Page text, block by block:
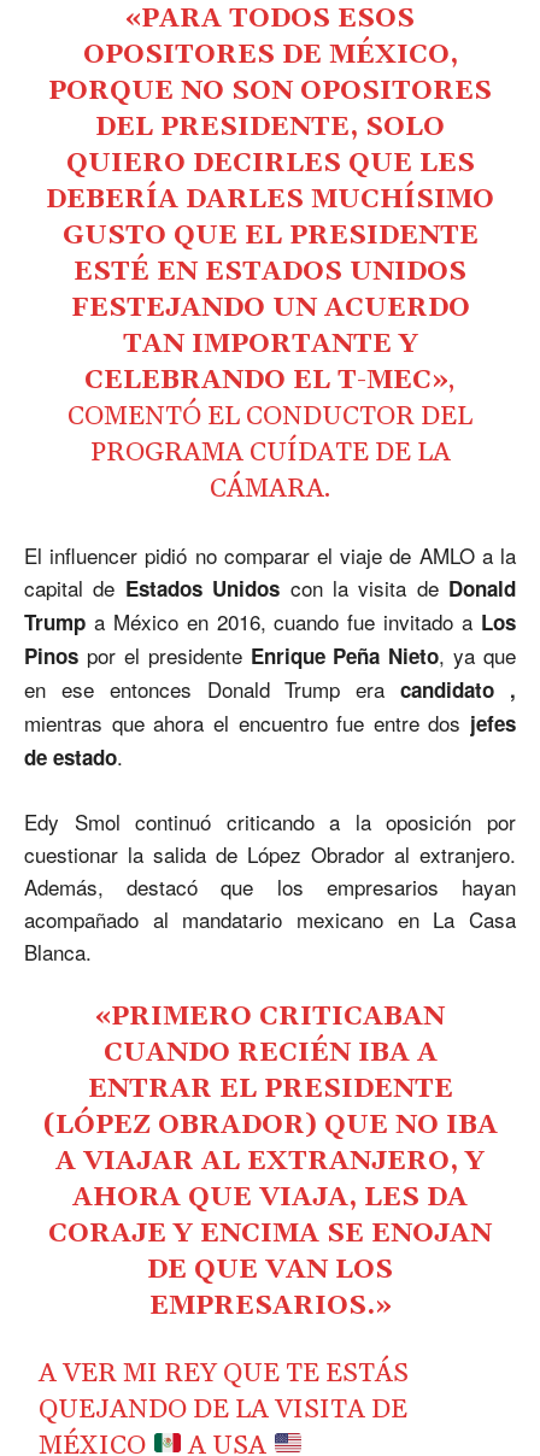
«PARA TODOS ESOS
OPOSITORES DE MÉXICO,
PORQUE NO SON OPOSITORES
DEL PRESIDENTE, SOLO
QUIERO DECIRLES QUE LES
DEBERÍA DARLES MUCHÍSIMO
GUSTO QUE EL PRESIDENTE
ESTÉ EN ESTADOS UNIDOS
FESTEJANDO UN ACUERDO
TAN IMPORTANTE Y
CELEBRANDO EL T-MEC»,
COMENTÓ EL CONDUCTOR DEL
PROGRAMA CUÍDATE DE LA
CÁMARA.
El influencer pidió no comparar el viaje de AMLO a la
capital de Estados Unidos con la visita deDonald
Trump a México en 2016, cuando fue invitado a Los
Pinos por el presidente Enrique Peña Nieto, ya que
en ese entonces Donald Trump eracandidato ,
mientras que ahora el encuentro fue entre dos jefes
de estado.
Edy Smol continuó criticando a la oposición por
cuestionar la salida de López Obrador al extranjero.
Además, destacó que los empresarios hayan
acompañado al mandatario mexicano en La Casa
Blanca.
«PRIMERO CRITICABAN
CUANDO RECIÉN IBA A
ENTRAR EL PRESIDENTE
(LÓPEZ OBRADOR) QUE NO IBA
A VIAJAR AL EXTRANJERO, Y
AHORA QUE VIAJA, LES DA
CORAJE Y ENCIMA SE ENOJAN
DE QUE VAN LOS
EMPRESARIOS.»
A VER MI REY QUE TE ESTÁS
QUEJANDO DE LA VISITA DE
MÉXICO
A USA